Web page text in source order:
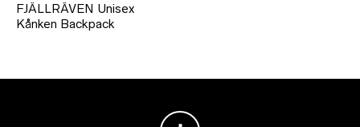
FJÄLLRÄVEN Unisex
Kånken Backpack